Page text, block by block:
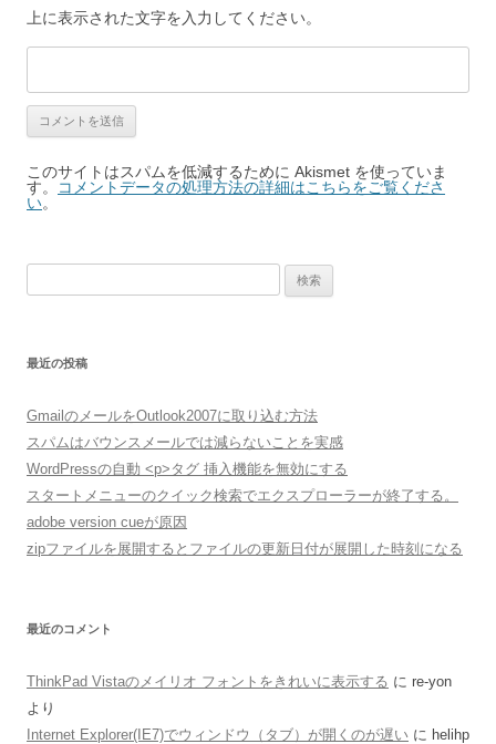
上に表示された文字を入力してください。
このサイトはスパムを低減するために Akismet を使っていま
す。
コメントデータの処理方法の詳細はこちらをご覧くださ
い。
最近の投稿
GmailのメールをOutlook2007に取り込む方法
スパムはバウンスメールでは減らないことを実感
WordPressの自動 <p>タグ 挿入機能を無効にする
スタートメニューのクイック検索でエクスプローラーが終了する。
adobe version cueが原因
zipファイルを展開するとファイルの更新日付が展開した時刻になる
最近のコメント
ThinkPad Vistaのメイリオ フォントをきれいに表示する に re-yon
より
Internet Explorer(IE7)でウィンドウ（タブ）が開くのが遅い に helihp